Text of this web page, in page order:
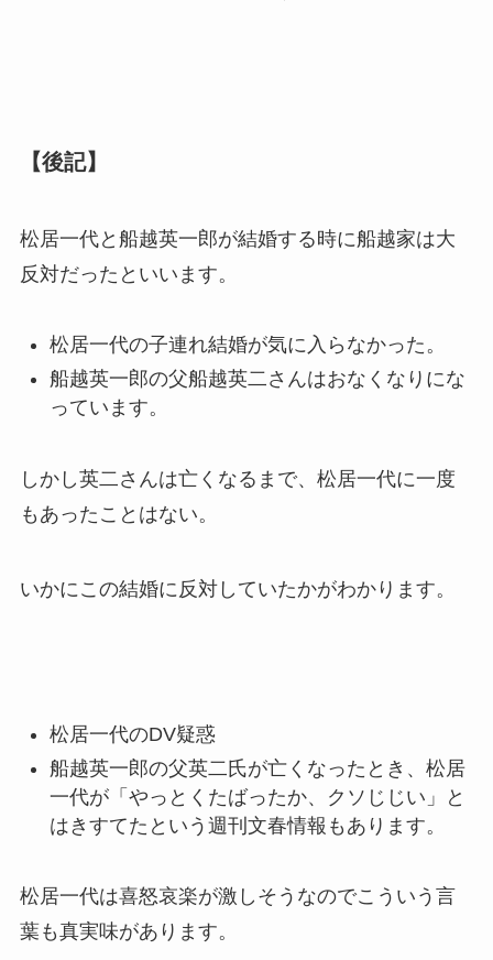
【後記】
松居一代と船越英一郎が結婚する時に船越家は大
反対だったといいます。
松居一代の子連れ結婚が気に入らなかった。
船越英一郎の父船越英二さんはおなくなりにな
っています。
しかし英二さんは亡くなるまで、松居一代に一度
もあったことはない。
いかにこの結婚に反対していたかがわかります。
松居一代のDV疑惑
船越英一郎の父英二氏が亡くなったとき、松居
一代が「やっとくたばったか、クソじじい」と
はきすてたという週刊文春情報もあります。
松居一代は喜怒哀楽が激しそうなのでこういう言
葉も真実味があります。